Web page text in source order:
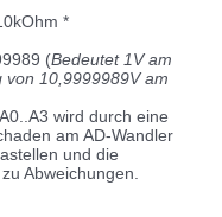
*
(Bedeutet 1V am
von 10,9999989V am
wird durch eine
am AD-Wandler
und die
Abweichungen.